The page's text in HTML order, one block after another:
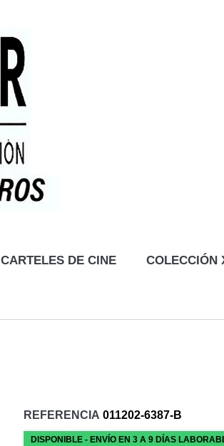
CARTELES DE CINE COLECCIÓN
REFERENCIA 011202-6387-B
DISPONIBLE - ENVÍO EN 3 A 9 DÍAS